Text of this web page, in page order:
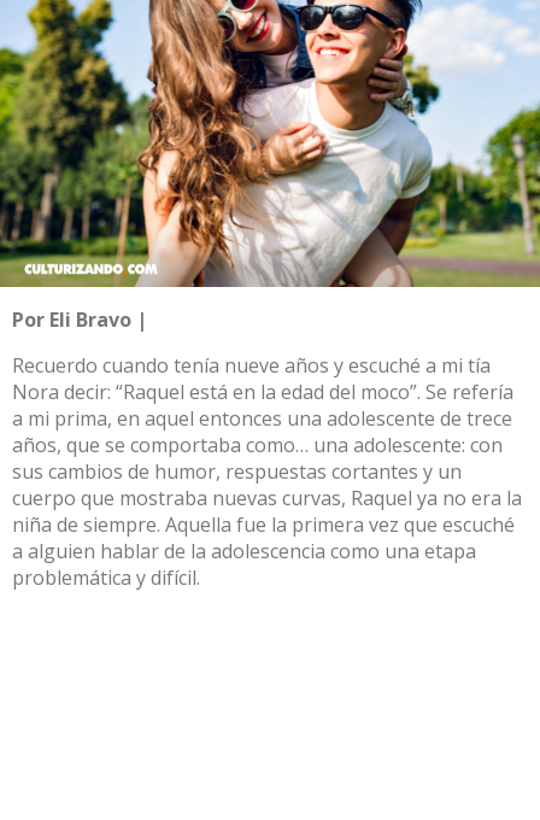
Por Eli Bravo |
Recuerdo cuando tenía nueve años y escuché a mi tía
Nora decir: “Raquel está en la edad del moco”. Se refería
a mi prima, en aquel entonces una adolescente de trece
años, que se comportaba como… una adolescente: con
sus cambios de humor, respuestas cortantes y un
cuerpo que mostraba nuevas curvas, Raquel ya no era la
niña de siempre. Aquella fue la primera vez que escuché
a alguien hablar de la adolescencia como una etapa
problemática y difícil.